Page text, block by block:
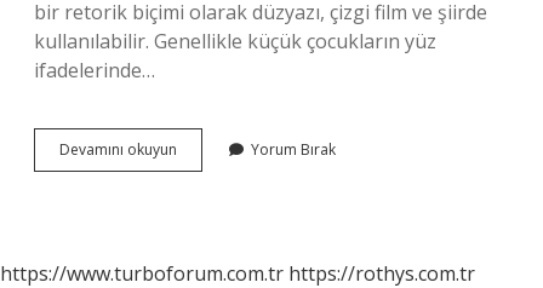
bir retorik biçimi olarak düzyazı, çizgi film ve şiirde
kullanılabilir. Genellikle küçük çocukların yüz
ifadelerinde…
Devamını okuyun Nedensizlik
Ilkesi
Yorum Bırak
https://www.turboforum.com.tr https://rothys.com.tr